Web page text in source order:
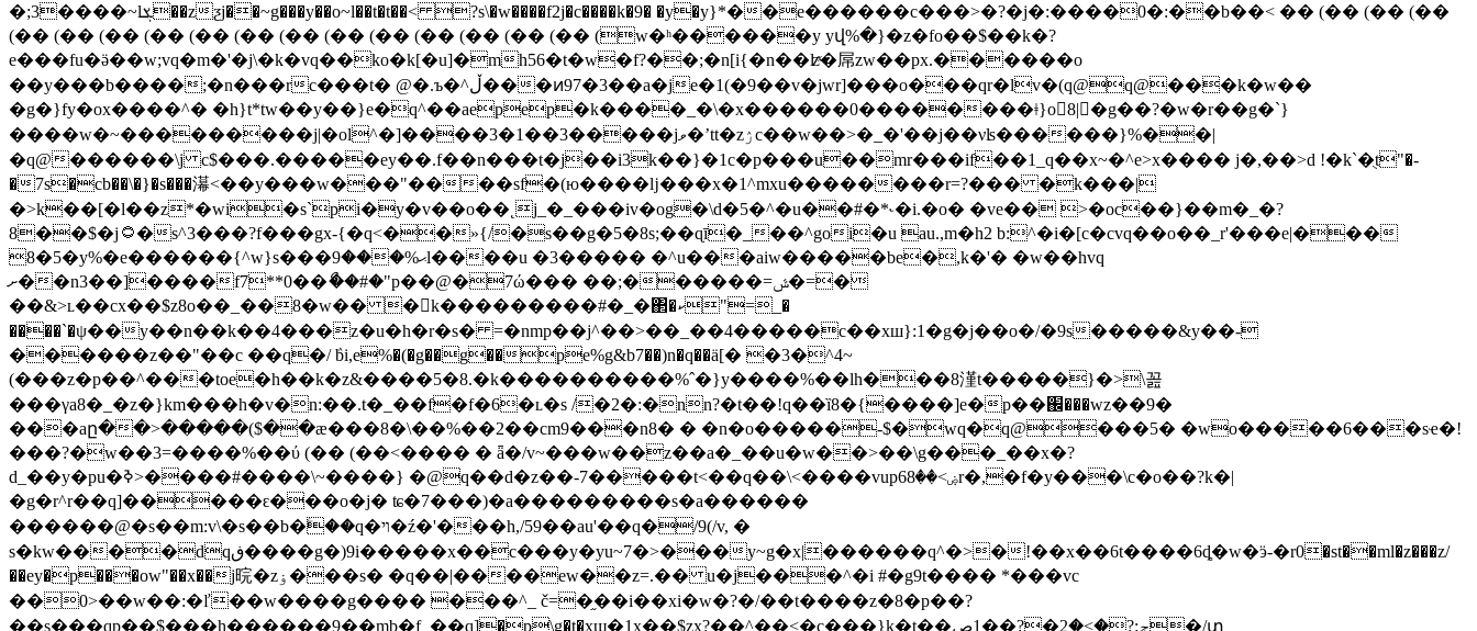
�;3����~lܮ��zƺj��~g���y��o~l��t�t��< ?s\�w����f2j�c����k�9� �y�y}*��e������c���>�?�j�:����0�:��b��< �� (�� (�� (��
(�� (�� (�� (�� (�� (�� (�� (�� (�� (�� (�� (�� (�� (w�ʰ������y yվ%�}�z�fo��$��k�?
e���fu�ӛ��w;vq�m�'�j\�k�vq��ko�k[�u]�mh56�t�w�f?��;�n[i{�n��ʫͯ�屌zw��px.������o
��y���b����;�n���rc���t� @�.ъ�^ڵ���ͷ97�3��a�je�1(�9��v�jwr]���o���qr�lv�(q@q@���k�w��
�g�}fy�ox����^� �h}t*tw��y��}e�q^��aepep�k����_�\�x������0��������ǂ}o󮎽8|�g��?�w�r��g�`}
����w�~���������j|�ol^�]����3�1��3�����jވ�ʼtt�zۯc��w��>�_�'��j��νʪ������}%��|
�q@������\j c$���.�����ey��.f��n���t�j��i3k��}�1c�p���u��mr���if��1_q��x~�^e>x���� j�,��>d !�k`�ֻt"�-
�7s�cb��\�}�s���濗<��y���w���"����sf�(ю����ǉ���x�1^mxu��������r=?��� �k���|
�>k��[�l��z*�wi�s`pi�y�v��o��˛j_�_���iv�og�\d�5�^�u��#�*˞�i.�o� �ve�� >�oc��}��m�_�?
8��$�j۝�s^3���?f���gx-{�q<��»{/�s��g�5�8s;��ɋī�_��^goi�u au.,m�h2 b:^�i�[c�cvq��o��_r'���e|���
8�5�y%�e������{^w}s���ޙ%���9l����u �3����� �^u���aiw�����be�,k�'� �w��hvq
ށ��n3��]����f7**0��ޯ��#�"p��@�7ώ��� ��;������=ݜ�=�
��&>ʟ��cx��$z8o��_��8�w�� �k���������#�_�΂�ކ"=_�
����`�ψ��y��n��k��4���z�u�h�r�s� =�nmp��j^��>��_��4�����c��xш}:1�g�j��o�/�9s�����&y��-
������z��"��c ��q�/ ٛbi,e%�(�g��g��pe%g&b7��)n�q��ӓ[� �3�^4~
(���z�p��^���toe�h��k�z&����5�8.�k����������%ˆ�}y����%��lh���8漌t�����}�>\꼺
���γa8�_�z�}km���h�v�n:��.t�_��f�f�6�ʟ�s /�2�:�nn?�t��!q��ȉ8�{����]e�p��֌���wz��9�
���aը��>�����($��ӕ���8�\��%��2��cm9���n8� � �n�o�����-$�wq�q@���5� �wo�����6���sҽ�!
���?�w��3=����%��ύ (�� (��<���� � ǟ�/v~���w��z��a�_��u�w��>��\g���_��x�?
d_��y�pu�ߢ>����#����\~����} �@q��d�z��-7�����t<��q��\<����vup6ۻ>��8r�,�f�y���\c�o��?k�|
�g�r^r��q]�����ԑ���o�j� ʨ�7���)�a���������s�a������
������@�s��m:v\�s��b�ۧ��q�ױ�ź�'���h,/59��au'��q�/9(/v, �
s�kw����dqڧ����g�)9i�����x��c���y�yu~7�>���y~g�x|������q^�>�!��x��6t����6ȡ�w�ӭ-�r0�st��ml�z���z/
��ey�p���ow"��x��j晥�zۏ���s� �q��|����ew��z=.�� u�j���^�i #�g9t���� *���vc
��0>��w��:�ľ��w����g���� ���^_ č=�֦��i��xi�w�?�/��t����z�8�p��?
��s���qp��$���h������9��mb�f_��q]�p\g�t�xϣ�1x��$zx?��^��<�c���}k�t��ݮ:?�>�2�?��1ڝ�/տ